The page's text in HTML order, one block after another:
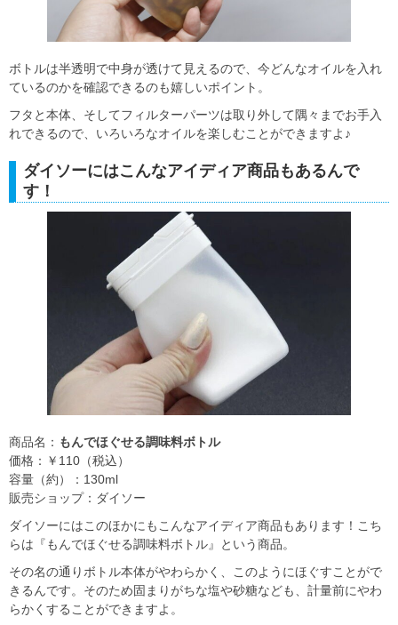
ボトルは半透明で中身が透けて見えるので、今どんなオイルを入れ
ているのかを確認できるのも嬉しいポイント。
フタと本体、そしてフィルターパーツは取り外して隅々までお手入
れできるので、いろいろなオイルを楽しむことができますよ♪
ダイソーにはこんなアイディア商品もあるんで
す！
商品名： もんでほぐせる調味料ボトル
価格：￥110（税込）
容量（約）：130ml
販売ショップ：ダイソー
ダイソーにはこのほかにもこんなアイディア商品もあります！こち
らは『もんでほぐせる調味料ボトル』という商品。
その名の通りボトル本体がやわらかく、このようにほぐすことがで
きるんです。そのため固まりがちな塩や砂糖なども、計量前にやわ
らかくすることができますよ。